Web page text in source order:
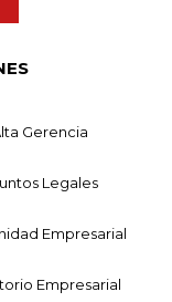
Gerencia
Legales
Empresarial
Empresarial